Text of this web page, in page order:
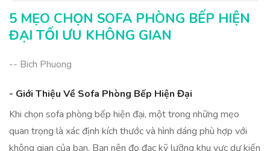
Kết Luận: Lựa Chọn Sofa Hoàn Hảo
5 MẸO CHỌN SOFA PHÒNG BẾP HIỆN
ĐẠI TỐI ƯU KHÔNG GIAN
-- Bich Phuong
- Giới Thiệu Về Sofa Phòng Bếp Hiện Đại
Khi chọn sofa phòng bếp hiện đại, một trong những mẹo
quan trọng là xác định kích thước và hình dáng phù hợp với
không gian của bạn. Bạn nên đo đạc kỹ lưỡng khu vực dự kiến